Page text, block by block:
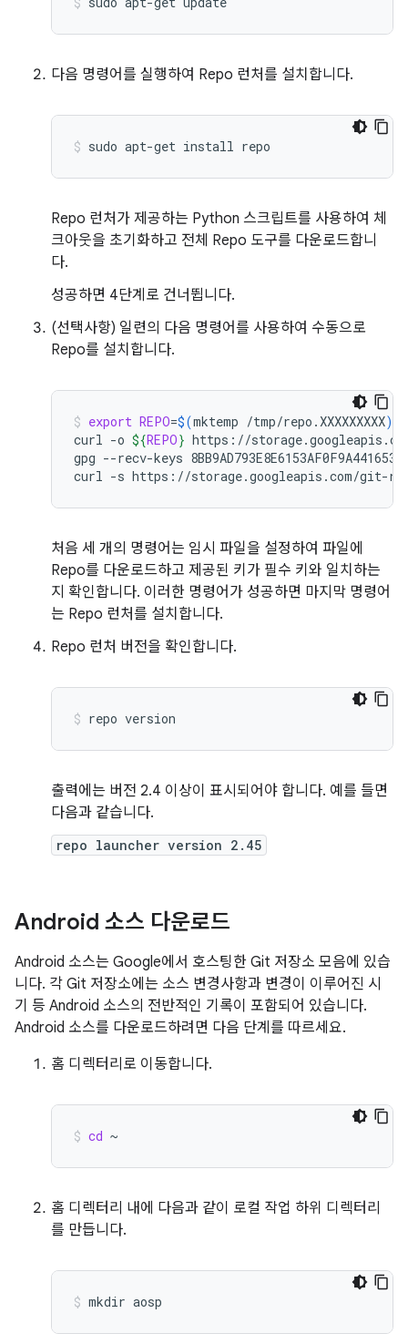
다음 명령어를 실행하여 Repo 런처를 설치합니다.
sudo apt-get install repo
Repo 런처가 제공하는 Python 스크립트를 사용하여 체
크아웃을 초기화하고 전체 Repo 도구를 다운로드합니
다.
성공하면 4단계로 건너뜁니다.
(선택사항) 일련의 다음 명령어를 사용하여 수동으로
Repo를 설치합니다.
export REPO=$(mktemp /tmp/repo.XXXXXXXXX)
curl -o ${REPO} https://
gpg --recv-keys
curl -s https://storage.googleapis.com/git-
처음 세 개의 명령어는 임시 파일을 설정하여 파일에
Repo를 다운로드하고 제공된 키가 필수 키와 일치하는
지 확인합니다. 이러한 명령어가 성공하면 마지막 명령어
는 Repo 런처를 설치합니다.
Repo 런처 버전을 확인합니다.
repo version
출력에는 버전 2.4 이상이 표시되어야 합니다. 예를 들면
다음과 같습니다.
repo launcher version 2.45
Android 소스 다운로드
Android 소스는 Google에서 호스팅한 Git 저장소 모음에 있습
니다. 각 Git 저장소에는 소스 변경사항과 변경이 이루어진 시
기 등 Android 소스의 전반적인 기록이 포함되어 있습니다.
Android 소스를 다운로드하려면 다음 단계를 따르세요.
홈 디렉터리로 이동합니다.
cd ~
홈 디렉터리 내에 다음과 같이 로컬 작업 하위 디렉터리
를 만듭니다.
mkdir aosp